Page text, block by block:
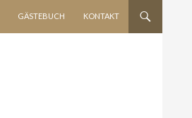
GÄSTEBUCH KONTAKT